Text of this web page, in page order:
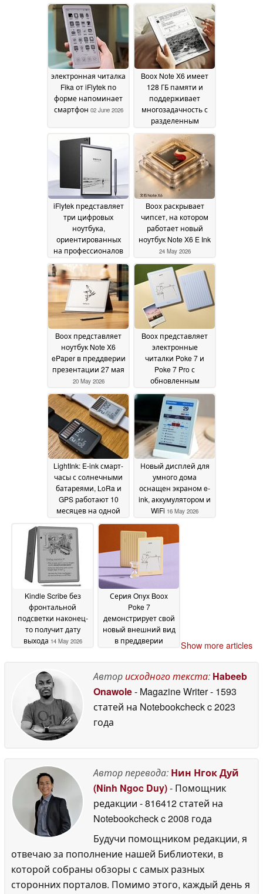
электронная читалка
Fika от iFlytek по
форме напоминает
смартфон 02 June 2026
Boox Note X6 имеет
128 ГБ памяти и
поддерживает
многозадачность с
разделенным
29 May 2026
iFlytek представляет
три цифровых
ноутбука,
ориентированных
на профессионалов
26 May 2026
Boox раскрывает
чипсет, на котором
работает новый
ноутбук Note X6 E Ink
24 May 2026
Boox представляет
ноутбук Note X6
ePaper в преддверии
презентации 27 мая
20 May 2026
Boox представляет
электронные
читалки Poke 7 и
Poke 7 Pro с
обновленным
20 May 2026
LightInk: E-ink смарт-
часы с солнечными
батареями, LoRa и
GPS работают 10
месяцев на одной
17 May 2026
Новый дисплей для
умного дома
оснащен экраном e-
ink, аккумулятором и
WiFi 16 May 2026
Kindle Scribe без
фронтальной
подсветки наконец-
то получит дату
выхода 14 May 2026
Серия Onyx Boox
Poke 7
демонстрирует свой
новый внешний вид
в преддверии
Show more articles
Авторисходного текста: Habeeb
Onawole- Magazine Writer- 1593
статей на Notebookcheckc 2023
года
Автор перевода: Нин Нгок Дуй
(Ninh Ngoc Duy)- Помощник
редакции - 816412 статей на
Notebookcheckc 2008 года
Будучи помощником редакции, я
отвечаю за пополнение нашей Библиотеки, в
которой собраны обзоры с самых разных
сторонних порталов. Помимо этого, каждый день я